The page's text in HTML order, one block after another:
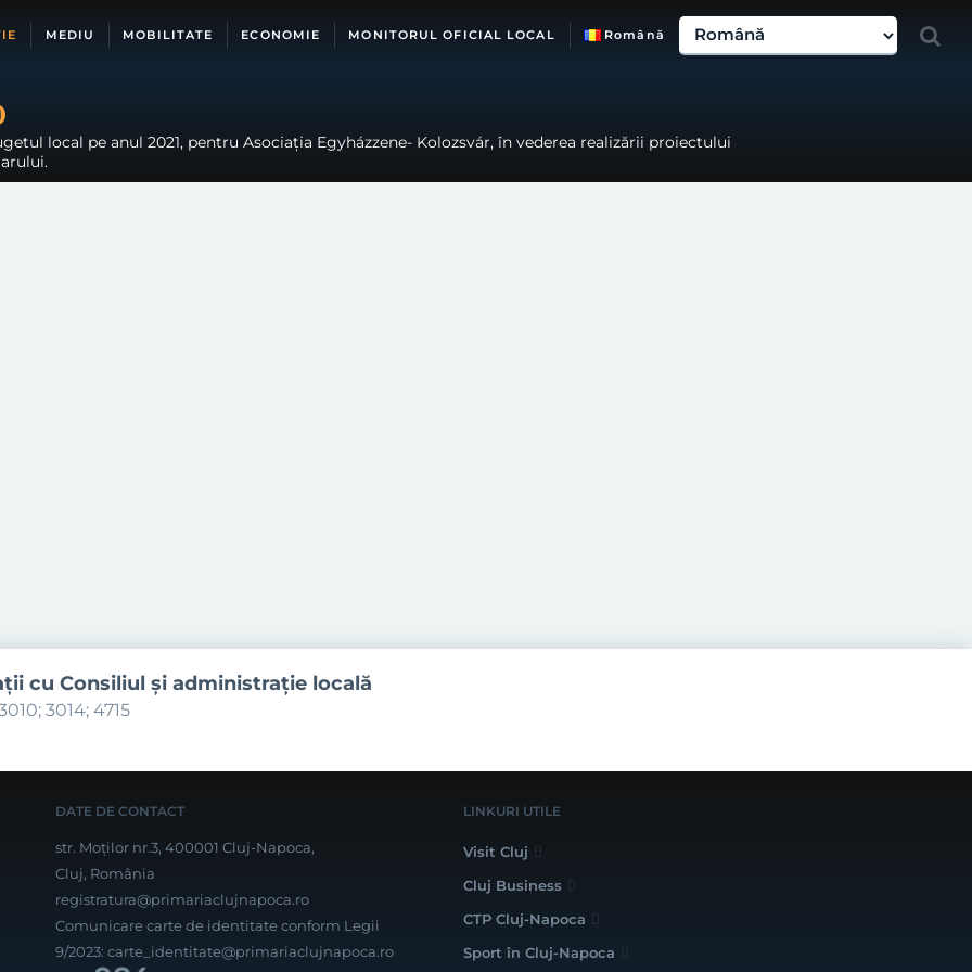
MEDIU MOBILITATE ECONOMIE MONITORUL OFICIAL LOCAL Română
local pe anul 2021, pentru Asociația Egyházzene- Kolozsvár, în vederea realizării proiectului
cu Consiliul şi administraţie locală
3014; 4715
DATE DE CONTACT
str. Moților nr.3, 400001 Cluj-Napoca,
Cluj, România
registratura@primariaclujnapoca.ro
Comunicare carte de identitate conform Legii
9/2023: carte_identitate@primariaclujnapoca.ro
LINKURI UTILE
Visit Cluj
Cluj Business
CTP Cluj-Napoca
Sport în Cluj-Napoca